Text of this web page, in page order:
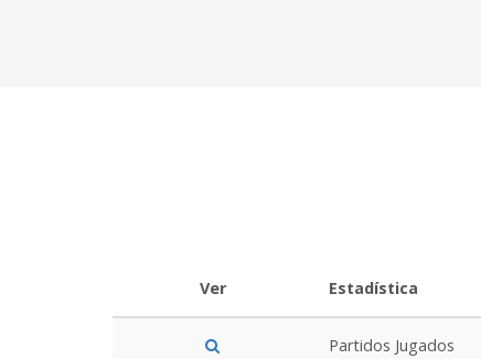
Ver Estadística
Partidos Jugados